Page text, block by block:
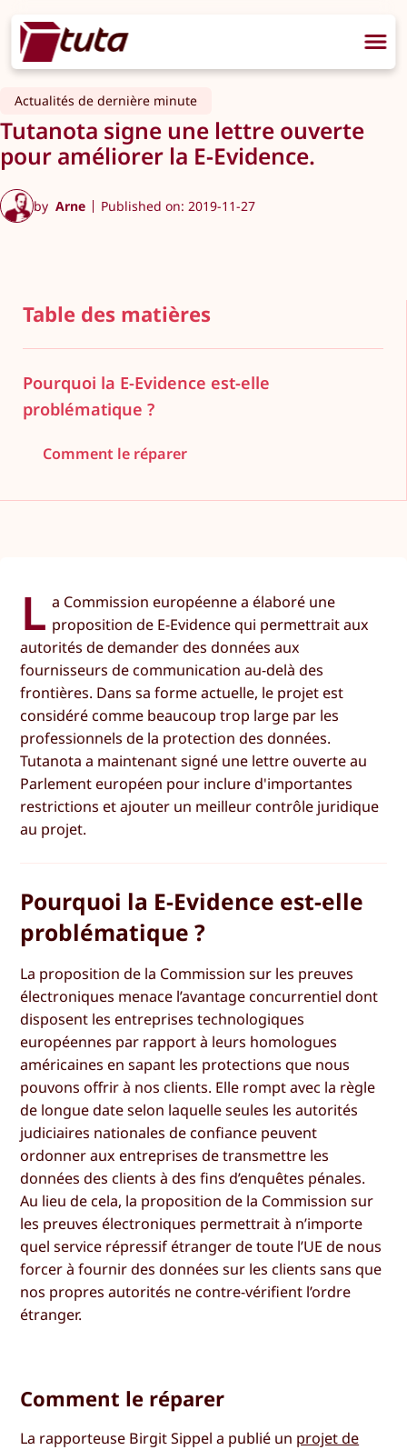
Actualités de dernière minute
Tutanota signe une lettre ouverte
pour améliorer la E-Evidence.
by Arne Published on: 2019-11-27
Table des matières
Pourquoi la E-Evidence est-elle
problématique ?
Comment le réparer
L a Commission européenne a élaboré une
proposition de E-Evidence qui permettrait aux
autorités de demander des données aux
fournisseurs de communication au-delà des
frontières. Dans sa forme actuelle, le projet est
considéré comme beaucoup trop large par les
professionnels de la protection des données.
Tutanota a maintenant signé une lettre ouverte au
Parlement européen pour inclure d'importantes
restrictions et ajouter un meilleur contrôle juridique
au projet.
Pourquoi la E-Evidence est-elle
problématique ?
La proposition de la Commission sur les preuves
électroniques menace l’avantage concurrentiel dont
disposent les entreprises technologiques
européennes par rapport à leurs homologues
américaines en sapant les protections que nous
pouvons offrir à nos clients. Elle rompt avec la règle
de longue date selon laquelle seules les autorités
judiciaires nationales de confiance peuvent
ordonner aux entreprises de transmettre les
données des clients à des fins d’enquêtes pénales.
Au lieu de cela, la proposition de la Commission sur
les preuves électroniques permettrait à n’importe
quel service répressif étranger de toute l’UE de nous
forcer à fournir des données sur les clients sans que
nos propres autorités ne contre-vérifient l’ordre
étranger.
Comment le réparer
La rapporteuse Birgit Sippel a publié un projet de